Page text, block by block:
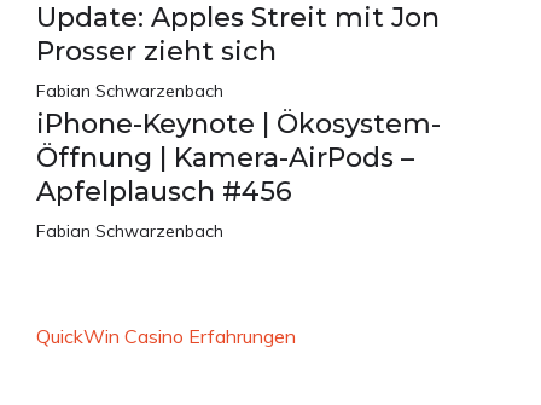
Update: Apples Streit mit Jon
Prosser zieht sich
Fabian Schwarzenbach
iPhone-Keynote | Ökosystem-
Öffnung | Kamera-AirPods –
Apfelplausch #456
Fabian Schwarzenbach
QuickWin Casino Erfahrungen